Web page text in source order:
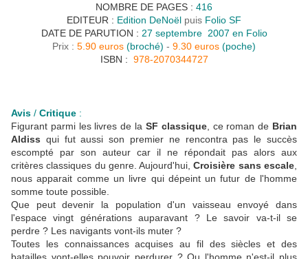
NOMBRE DE PAGES : 416
EDITEUR : Edition DeNoël puis Folio SF
DATE DE PARUTION : 27 septembre 2007 en Folio
Prix : 5.90 euros (broché) - 9.30 euros (poche)
ISBN : 978-2070344727
Avis / Critique :
Figurant parmi les livres de la SF classique, ce roman de Brian
Aldiss qui fut aussi son premier ne rencontra pas le succès
escompté par son auteur car il ne répondait pas alors aux
critères classiques du genre. Aujourd'hui,Croisière sans escale
nous apparait comme un livre qui dépeint un futur de l'homme
somme toute possible.
Que peut devenir la population d'un vaisseau envoyé dans
l'espace vingt générations auparavant ? Le savoir va-t-il se
perdre ? Les navigants vont-ils muter ?
Toutes les connaissances acquises au fil des siècles et des